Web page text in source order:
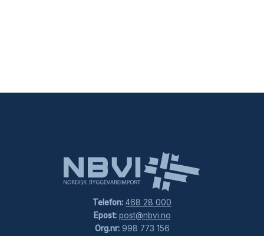
Telefon: 468 28 000
Epost: post@nbvi.no
Org.nr:998 773 156